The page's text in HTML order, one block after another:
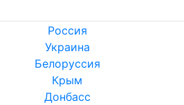
Россия
Украина
Белоруссия
Крым
Донбасс